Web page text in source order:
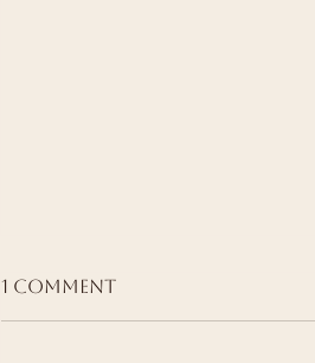
1 Comment